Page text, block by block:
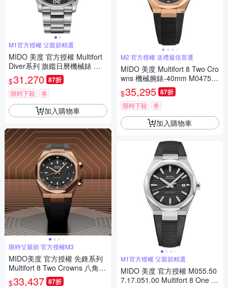
M1官方授權 父親節精選
MIDO 美度 官方授權 Multifort
Diver系列 旗鑑日曆機械錶 寵
爸時刻 送禮推薦-黑x銀/42mm
M0059301106000
$31,270 87折
限時下殺 券
加入購物車
限時父親節 官方授權M3
MIDO美度 官方授權 先鋒系列
Multifort 8 Two Crowns 八角錶
圈 幾何機械腕錶 父親節 禮物
$33,437 87折
M2 官方授權 送禮最佳首選
MIDO 美度 Multifort 8 Two Cro
wns 機械腕錶-40mm M047507
3705100
$35,295 87折
限時下殺 券
加入購物車
M1官方授權 父親節精選
MIDO 美度 官方授權 M055.50
7.17.051.00 Multifort 8 One Cr